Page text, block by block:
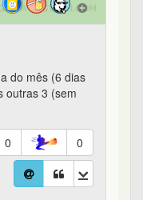
do mês (6 dias
outras 3 (sem
0 0